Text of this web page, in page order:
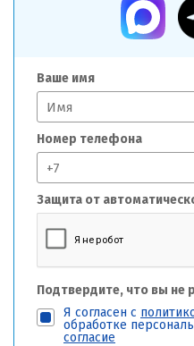
Ваше имя
Номер телефона
Защита от
Подтвердите, что вы не
Я согласен с
обработке
согласие